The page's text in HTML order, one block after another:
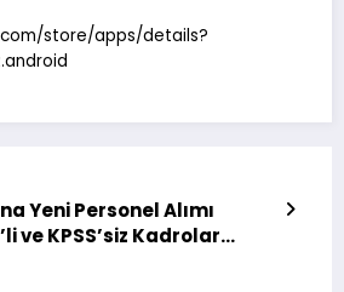
store/apps/details?
Yeni Personel Alımı
ve KPSS’siz Kadrolar